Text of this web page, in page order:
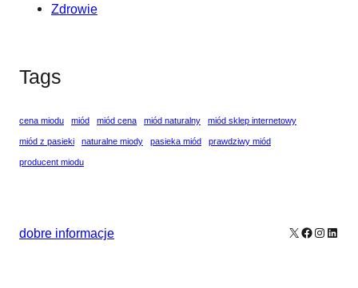
Zdrowie
Tags
cena miodu miód miód cena miód naturalny miód sklep internetowy
miód z pasieki naturalne miody pasieka miód prawdziwy miód
producent miodu
dobre informacje X Facebook